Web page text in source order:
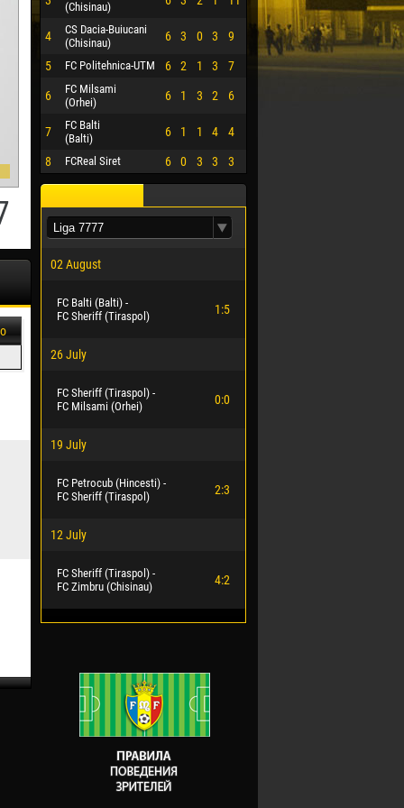
(Chisinau)
4
CS Dacia-Buiucani
(Chisinau)
6 3 0 3 9
5 FC Politehnica-UTM 6 2 1 3 7
6
FC Milsami
(Orhei)
6 1 3 2 6
7
FC Balti
(Balti)
6 1 1 4 4
8 FCReal Siret 6 0 3 3 3
02 August
FC Balti (Balti) -
FC Sheriff (Tiraspol)
1:5
26 July
FC Sheriff (Tiraspol) -
FC Milsami (Orhei)
0:0
19 July
FC Petrocub (Hincesti) -
FC Sheriff (Tiraspol)
2:3
12 July
FC Sheriff (Tiraspol) -
FC Zimbru (Chisinau)
4:2